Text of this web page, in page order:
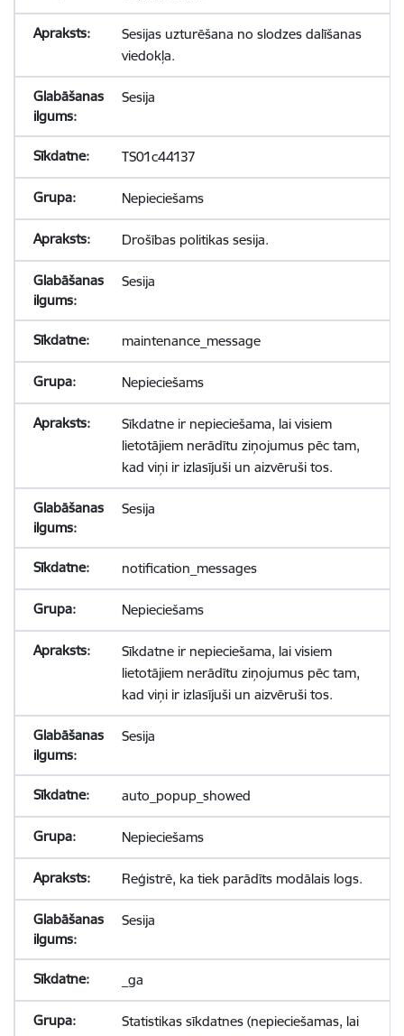
Sesijas uzturēšana no slodzes dalīšanas
viedokļa.
Sesija
TS01c44137
Nepieciešams
Drošības politikas sesija.
Sesija
maintenance_message
Nepieciešams
Sīkdatne ir nepieciešama, lai visiem
lietotājiem nerādītu ziņojumus pēc tam,
kad viņi ir izlasījuši un aizvēruši tos.
Sesija
notification_messages
Nepieciešams
Sīkdatne ir nepieciešama, lai visiem
lietotājiem nerādītu ziņojumus pēc tam,
kad viņi ir izlasījuši un aizvēruši tos.
Sesija
auto_popup_showed
Nepieciešams
Reģistrē, ka tiek parādīts modālais logs.
Sesija
_ga
Statistikas sīkdatnes (nepieciešamas, lai